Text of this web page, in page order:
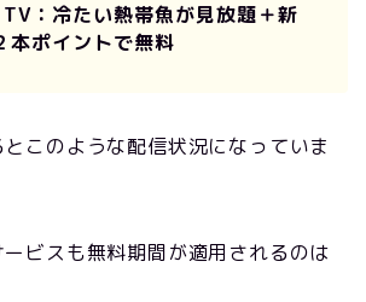
TV：冷たい熱帯魚が見放題＋新
本ポイントで無料
このような配信状況になっていま
ビスも無料期間が適用されるのは